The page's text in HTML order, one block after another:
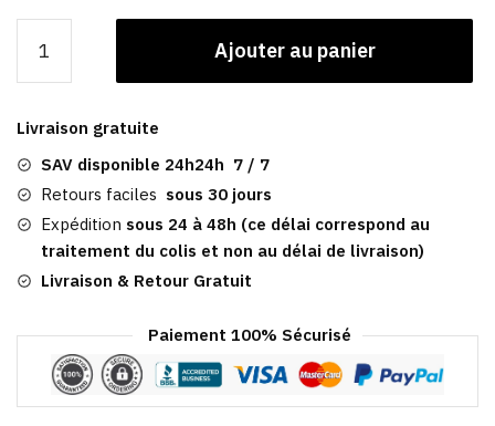
Bonnet
Fourrure
De
Lapin
|
Femme
Ajouter au panier
Livraison gratuite
SAV disponible 24h24h 7 / 7
Retours faciles sous 30 jours
Expédition sous 24 à 48h (ce délai correspond au
traitement du colis et non au délai de livraison)
Livraison & Retour Gratuit
Paiement 100% Sécurisé